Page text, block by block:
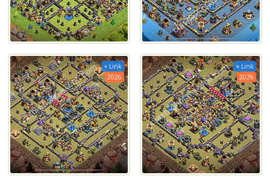
+ Link
2026
+ Link
2026